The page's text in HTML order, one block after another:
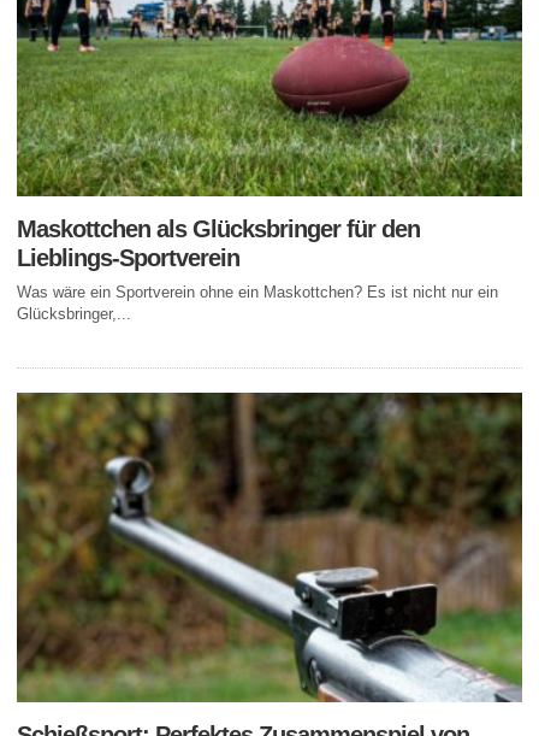
Maskottchen als Glücksbringer für den
Lieblings-Sportverein
Was wäre ein Sportverein ohne ein Maskottchen? Es ist nicht nur ein
Glücksbringer,...